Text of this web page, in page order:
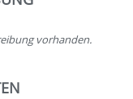
vorhanden.